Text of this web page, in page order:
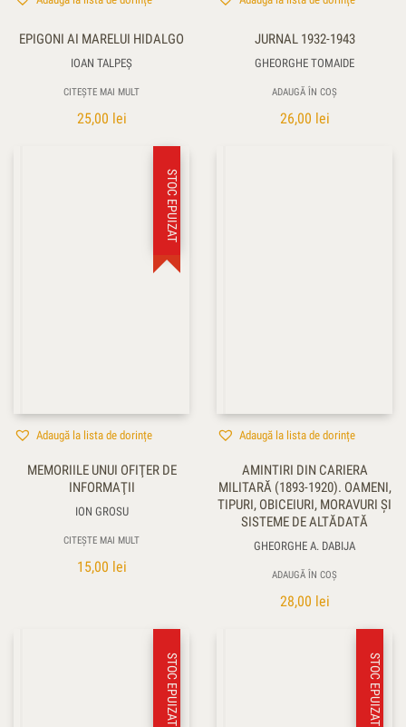
EPIGONI AI MARELUI HIDALGO
IOAN TALPEŞ
CITEȘTE MAI MULT
25,00 lei
JURNAL 1932-1943
GHEORGHE TOMAIDE
ADAUGĂ ÎN COȘ
26,00 lei
STOC EPUIZAT
Adaugă la lista de dorințe
MEMORIILE UNUI OFIŢER DE
INFORMAŢII
ION GROSU
CITEȘTE MAI MULT
15,00 lei
Adaugă la lista de dorințe
AMINTIRI DIN CARIERA
MILITARĂ (1893-1920). OAMENI,
TIPURI, OBICEIURI, MORAVURI ŞI
SISTEME DE ALTĂDATĂ
GHEORGHE A. DABIJA
ADAUGĂ ÎN COȘ
28,00 lei
STOC EPUIZAT STOC EPUIZAT